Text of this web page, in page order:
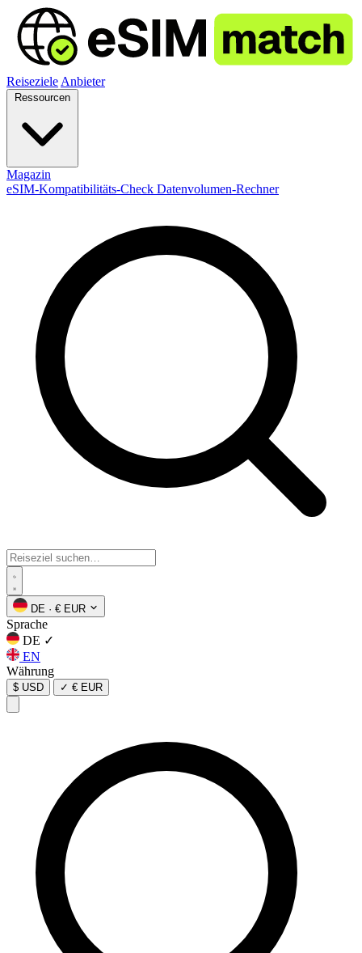
Reiseziele Anbieter
Magazin
eSIM-Kompatibilitäts-Check Datenvolumen-Rechner
DE · € EUR
Sprache
DE ✓
EN
Währung
$ USD ✓ € EUR